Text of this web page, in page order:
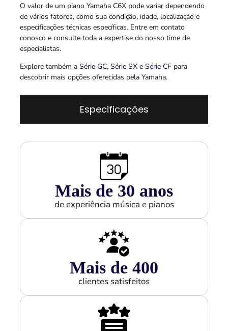
Especificações
O valor de um piano Yamaha C6X pode variar dependendo
de vários fatores, como sua condição, idade, localização e
especificações técnicas específicas. Entre em contato
conosco e consulte toda a expertise do nosso time de
especialistas.
Explore também a Série GC, Série SX e Série CF para
descobrir mais opções oferecidas pela Yamaha.
Mais de 30 anos
de experiência música e pianos
Mais de 400
clientes satisfeitos